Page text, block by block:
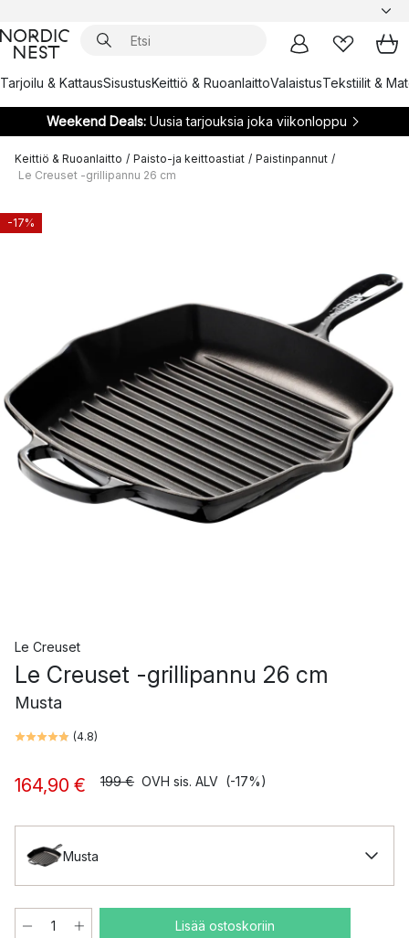
Tarjoilu & KattausSisustusKeittiö & RuoanlaittoValaistusTekstiilit &
Weekend Deals:Uusia tarjouksia joka viikonloppu
Keittiö & Ruoanlaitto / Paisto-ja keittoastiat / Paistinpannut /
Le Creuset -grillipannu 26 cm
-17%
Le Creuset
Le Creuset -grillipannu 26 cm
Musta
(4.8)
164,90 € 199 € OVH sis. ALV (-17%)
Musta
Lisää ostoskoriin